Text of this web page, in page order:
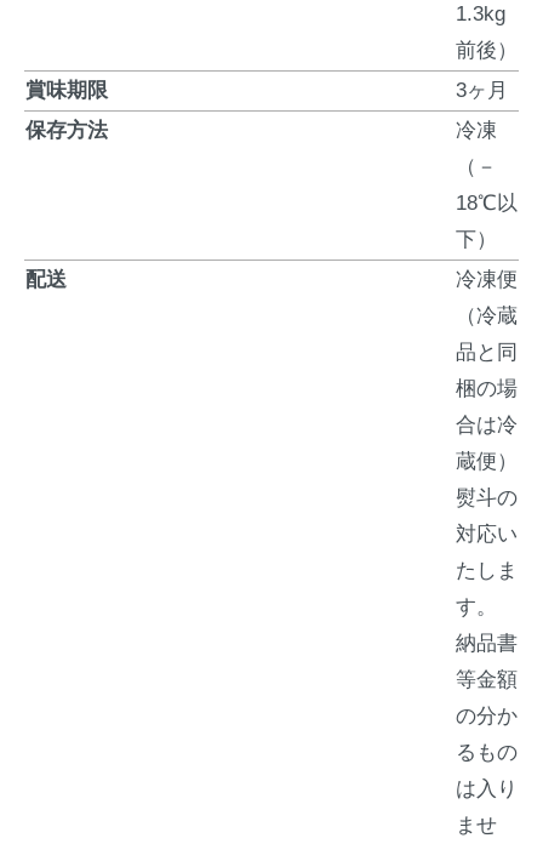
1.3kg
前後）
賞味期限
3ヶ月
保存方法
冷凍
（－
18℃以
下）
配送
冷凍便
（冷蔵
品と同
梱の場
合は冷
蔵便）
熨斗の
対応い
たしま
す。
納品書
等金額
の分か
るもの
は入り
ませ